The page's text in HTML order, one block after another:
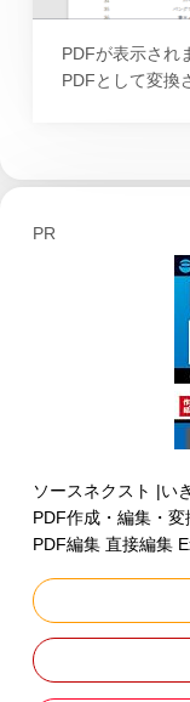
PDFが表示され
PDFとして変換
PR
ソースネクスト |い
PDF作成・編集・
PDF編集 直接編集